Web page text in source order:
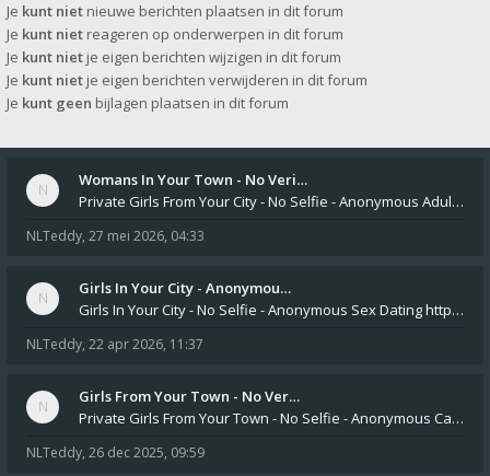
Je kunt niet nieuwe berichten plaatsen in dit forum
Je kunt niet reageren op onderwerpen in dit forum
Je kunt niet je eigen berichten wijzigen in dit forum
Je kunt niet je eigen berichten verwijderen in dit forum
Je kunt geen bijlagen plaatsen in dit forum
Womans In Your Town - No Veri…
Private Girls From Your City - No Selfie - Anonymous Adult Dating https://privatedates.live Private Girls In Your
NLTeddy, 27 mei 2026, 04:33
Girls In Your City - Anonymou…
Girls In Your City - No Selfie - Anonymous Sex Dating https://SecretPrivat.com Womens In Your Town - Anonymous S
NLTeddy, 22 apr 2026, 11:37
Girls From Your Town - No Ver…
Private Girls From Your Town - No Selfie - Anonymous Casual Dating https://PrivateLadyEscorts.com Private Lady In
NLTeddy, 26 dec 2025, 09:59